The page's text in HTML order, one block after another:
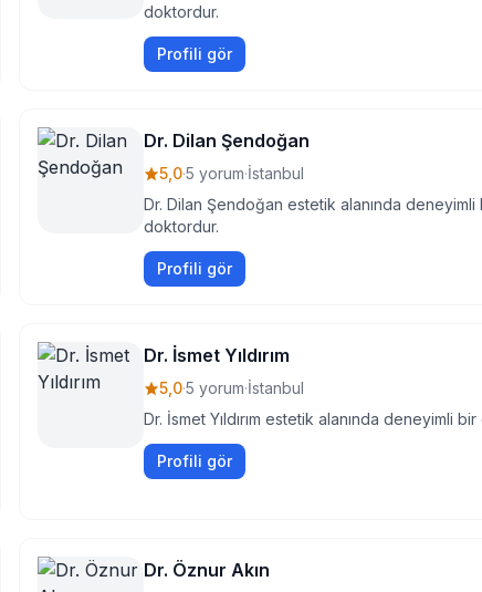
doktordur.
Profili gör
Dr. Dilan Şendoğan
5,0·5 yorum·İstanbul
Dr. Dilan Şendoğan estetik alanında deneyimli
doktordur.
Profili gör
Dr. İsmet Yıldırım
5,0·5 yorum·İstanbul
Dr. İsmet Yıldırım estetik alanında deneyimli
Profili gör
Dr. Öznur Akın